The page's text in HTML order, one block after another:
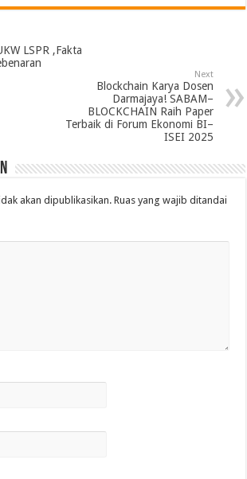
LSPR ,Fakta
Next
Blockchain Karya Dosen
Darmajaya! SABAM–
BLOCKCHAIN Raih Paper
Terbaik di Forum Ekonomi BI–
ISEI 2025
akan dipublikasikan. Ruas yang wajib ditandai